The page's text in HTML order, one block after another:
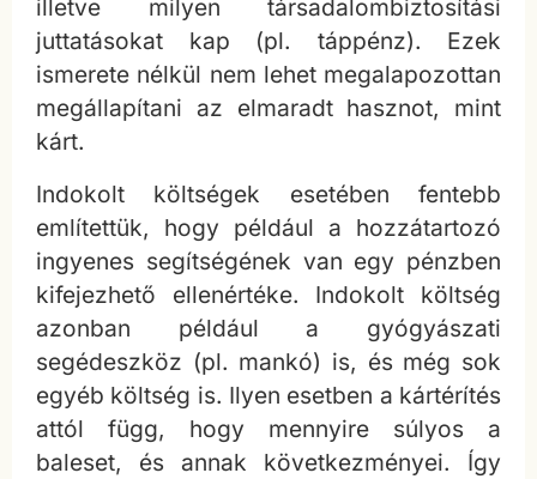
illetve milyen társadalombiztosítási
juttatásokat kap (pl. táppénz). Ezek
ismerete nélkül nem lehet megalapozottan
megállapítani az elmaradt hasznot, mint
kárt.
Indokolt költségek esetében fentebb
említettük, hogy például a hozzátartozó
ingyenes segítségének van egy pénzben
kifejezhető ellenértéke. Indokolt költség
azonban például a gyógyászati
segédeszköz (pl. mankó) is, és még sok
egyéb költség is. Ilyen esetben a kártérítés
attól függ, hogy mennyire súlyos a
baleset, és annak következményei. Így